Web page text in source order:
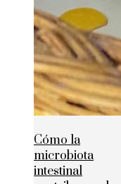
Cómo la
microbiota
intestinal